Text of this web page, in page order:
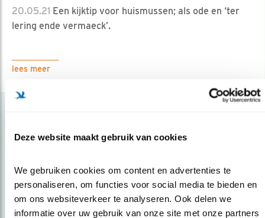
Deze website maakt gebruik van cookies
We gebruiken cookies om content en advertenties te
personaliseren, om functies voor social media te bieden en
om ons websiteverkeer te analyseren. Ook delen we
informatie over uw gebruik van onze site met onze partners
20.05.21 Een kijktip voor huismussen; als ode en ‘ter
lering ende vermaeck’.
lees meer
Op de hoogte blijven?